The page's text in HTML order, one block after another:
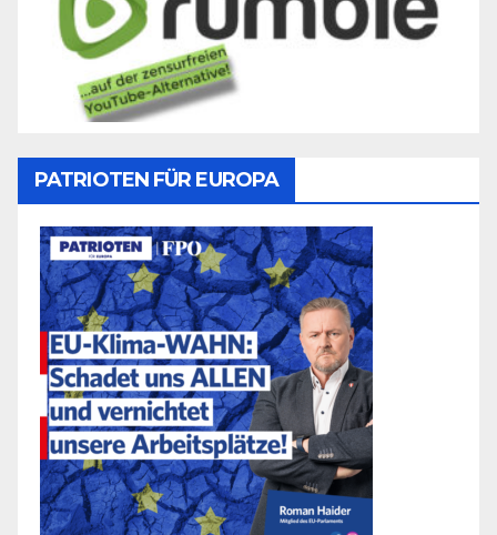
PATRIOTEN FÜR EUROPA